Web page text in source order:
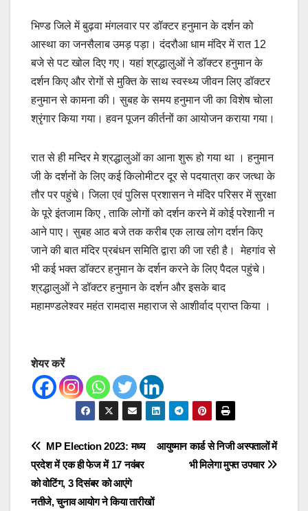
भिण्ड जिले में बुढ़वा मंगलवार पर डॉक्टर हनुमान के दर्शन को
आस्था का जनसैलाब उमड़ पड़ा। दंदरौआ धाम मंदिर में रात 12
बजे से पट खोल दिए गए। यहां श्रद्धालुओं ने डॉक्टर हनुमान के
दर्शन किए और रोगों से मुक्ति के साथ स्वस्थ्य जीवन लिए डॉक्टर
हनुमान से कामना की। सुबह के समय हनुमान जी का विशेष चाेला
श्रृंगार किया गया। हवन पूजन कीर्तनों का आयोजन कराया गया।
रात से ही मन्दिर मे श्रद्धालुओं का आना शुरू हो गया था । हनुमान
जी के दर्शनों के लिए कई किलोमीटर दूर से पदयात्रा कर जत्था के
तौर पर पहुंचे। जिला एवं पुलिस प्रशासन ने मंदिर परिसर में सुरक्षा
के पूरे इंतजाम किए , ताकि लोगों को दर्शन करने में कोई परेशानी न
आने पाए। सुबह आठ बजे तक करीब एक लाख लोग दर्शन किए
जाने की बात मंदिर प्रबंधन समिति द्वारा की जा रही है। मेहगांव से
भी कई भक्त डॉक्टर हनुमान के दर्शन करने के लिए पैदल पहुंचे।
श्रद्धालुओं ने डॉक्टर हनुमान के दर्शन और इसके बाद
महामण्डलेश्वर महंत रामदास महाराज से आशीर्वाद प्राप्त किया ।
शेयर करें
Post
navigation
आयुष्मान कार्ड से निजी अस्पतालों में
भी मिलेगा मुफ्त उपचार
MP Election 2023: मध्य
प्रदेश में एक ही फेज में 17 नवंबर
को वोटिंग, 3 दिसंबर को आएंगे
नतीजे, चुनाव आयोग ने किया तारीखों